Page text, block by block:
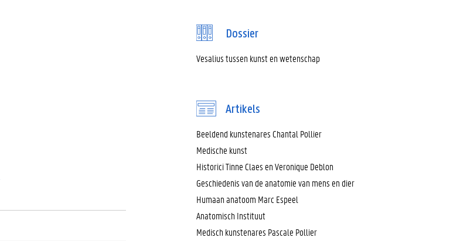
Dossier
Vesalius tussen kunst en wetenschap
Artikels
Beeldend kunstenares Chantal Pollier
Medische kunst
Historici Tinne Claes en Veronique Deblon
Geschiedenis van de anatomie van mens en dier
Humaan anatoom Marc Espeel
Anatomisch Instituut
Medisch kunstenares Pascale Pollier